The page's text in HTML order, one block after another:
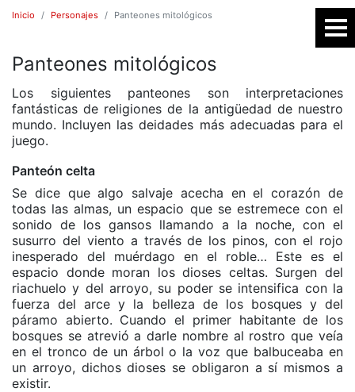
Inicio Personajes Panteones mitológicos
Panteones mitológicos
Los siguientes panteones son interpretaciones
fantásticas de religiones de la antigüedad de nuestro
mundo. Incluyen las deidades más adecuadas para el
juego.
Panteón celta
Se dice que algo salvaje acecha en el corazón de
todas las almas, un espacio que se estremece con el
sonido de los gansos llamando a la noche, con el
susurro del viento a través de los pinos, con el rojo
inesperado del muérdago en el roble… Este es el
espacio donde moran los dioses celtas. Surgen del
riachuelo y del arroyo, su poder se intensifica con la
fuerza del arce y la belleza de los bosques y del
páramo abierto. Cuando el primer habitante de los
bosques se atrevió a darle nombre al rostro que veía
en el tronco de un árbol o la voz que balbuceaba en
un arroyo, dichos dioses se obligaron a sí mismos a
existir.